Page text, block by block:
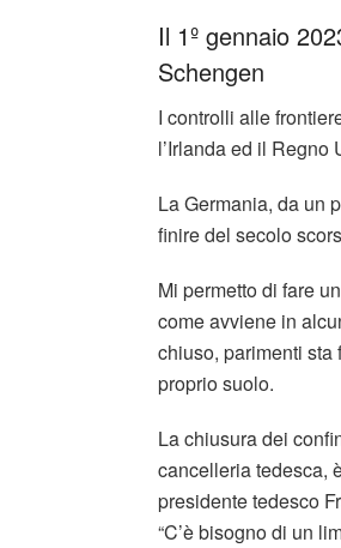
Il 1º gennaio
Schengen
I controlli alle
l’Irlanda ed il Regno
La Germania, da un
finire del secolo
Mi permetto di fare
come avviene in
chiuso, parimenti
proprio suolo.
La chiusura dei
cancelleria tedesca,
presidente tedesco
“C’è bisogno di un